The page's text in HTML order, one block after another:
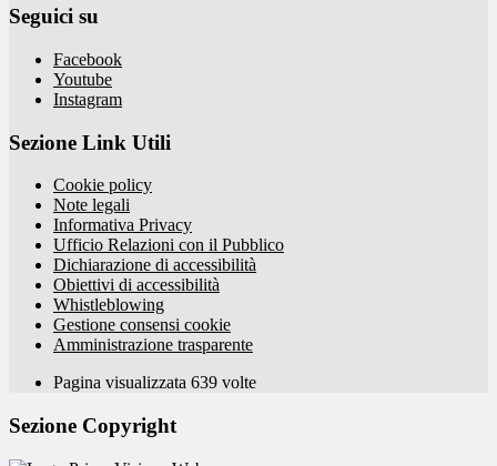
Seguici su
Facebook
Youtube
Instagram
Sezione Link Utili
Cookie policy
Note legali
Informativa Privacy
Ufficio Relazioni con il Pubblico
Dichiarazione di accessibilità
Obiettivi di accessibilità
Whistleblowing
Gestione consensi cookie
Amministrazione trasparente
Pagina visualizzata 639 volte
Sezione Copyright